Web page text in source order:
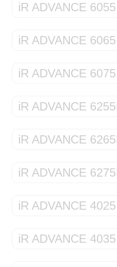
iR ADVANCE 6055
iR ADVANCE 6065
iR ADVANCE 6075
iR ADVANCE
iR ADVANCE
iR ADVANCE
iR ADVANCE 4025
iR ADVANCE 4035